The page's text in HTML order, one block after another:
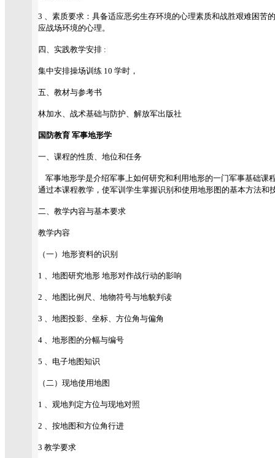
3 、素质要求：具备适应恶劣生存环境的心理素质和战胜艰难困苦
应战场环境的心理。
四、实践教学安排 :
集中安排操场训练 10 学时，
五、教材与参考书
林加水、战术基础与防护、解放军出版社
国防教育 军事地形学
一、课程的性质、地位和任务
军事地形学是介绍军事上如何研究和利用地形的一门军事基础课
通过本课程教学，使军训学生掌握识别和使用地形图的基本方法和
二、教学内容与基本要求
教学内容
（一）地形资料的识别
1 、地图研究地形 地形对作战行动的影响
2 、地图比例尺、地物符号与地貌判读
3 、地图投影、坐标、方位角与偏角
4 、地形图的分幅与编号
5 、电子地图知识
（二）现地使用地图
1 、观地判定方位与现地对照
2 、按地图和方位角行进
3 教学要求